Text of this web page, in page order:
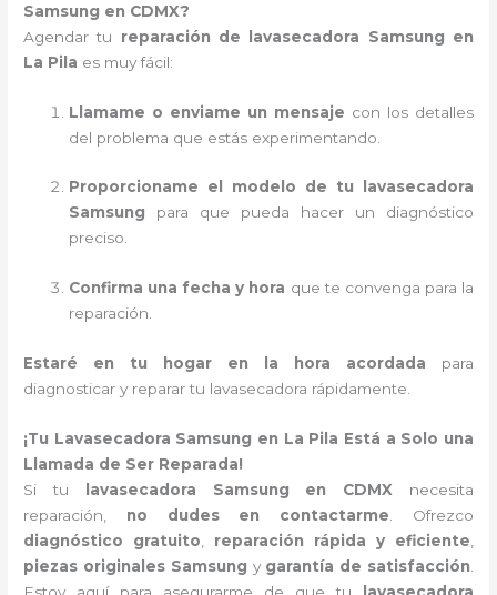
Samsung en CDMX?
Agendar tu reparación de lavasecadora Samsung en
La Pila es muy fácil:
Llamame o enviame un mensaje con los detalles
del problema que estás experimentando.
Proporcioname el modelo de tu lavasecadora
Samsung para que pueda hacer un diagnóstico
preciso.
Confirma una fecha y hora que te convenga para la
reparación.
Estaré en tu hogar en la hora acordada para
diagnosticar y reparar tu lavasecadora rápidamente.
¡Tu Lavasecadora Samsung en La Pila Está a Solo una
Llamada de Ser Reparada!
Si tu
lavasecadora Samsung en CDMX necesita
reparación, no dudes en contactarme . Ofrezco
diagnóstico gratuito
reparación rápida y eficiente
piezas originales Samsung y garantía de satisfacción